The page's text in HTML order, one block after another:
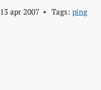
13 apr 2007 Tags: ping